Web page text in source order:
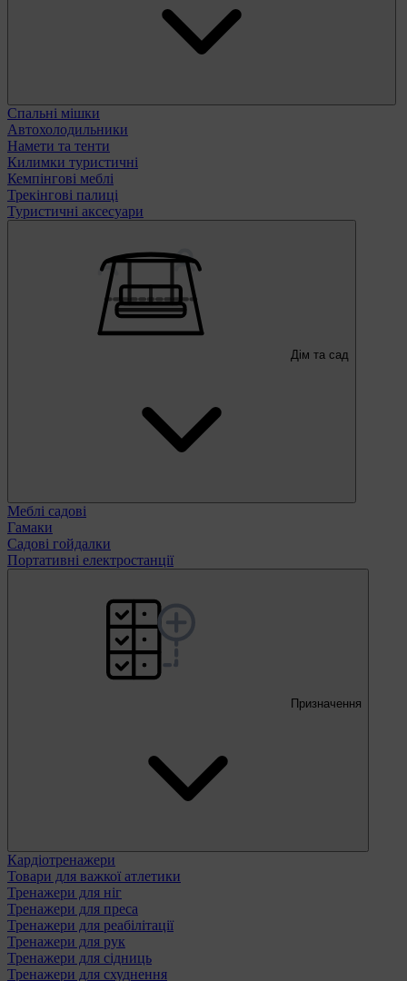
Спальні мішки
Автохолодильники
Намети та тенти
Килимки туристичні
Кемпінгові меблі
Трекінгові палиці
Туристичні аксесуари
Дім та сад
Меблі садові
Гамаки
Садові гойдалки
Портативні електростанції
Призначення
Кардіотренажери
Товари для важкої атлетики
Тренажери для ніг
Тренажери для преса
Тренажери для реабілітації
Тренажери для рук
Тренажери для сідниць
Тренажери для схуднення